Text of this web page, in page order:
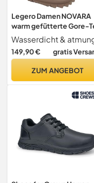
Legero Damen NOVARA
warm gefütterte Gore-
Stiefelette, GIOTTO
(BEIGE) 4500
149,90 € gratis
ZUM ANGEBOT